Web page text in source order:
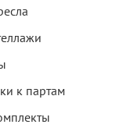
к партам